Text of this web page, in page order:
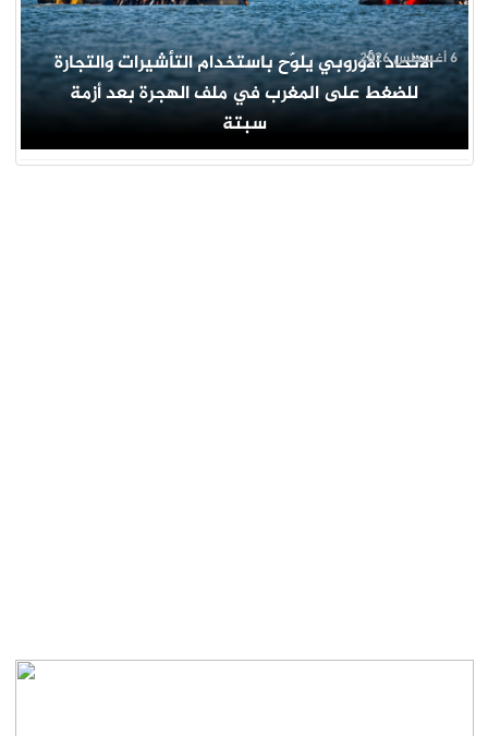
الاتحاد الأوروبي يلوّح باستخدام التأشيرات والتجارة
للضغط على المغرب في ملف الهجرة بعد أزمة
سبتة
6 أغسطس 2026